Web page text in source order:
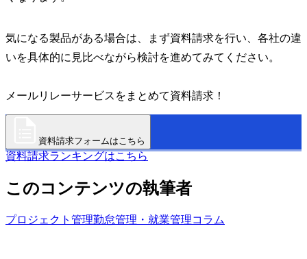
気になる製品がある場合は、まず資料請求を行い、各社の違
いを具体的に見比べながら検討を進めてみてください。
メールリレーサービスをまとめて資料請求！
資料請求フォームはこちら
資料請求ランキングはこちら
このコンテンツの執筆者
プロジェクト管理勤怠管理・就業管理コラム